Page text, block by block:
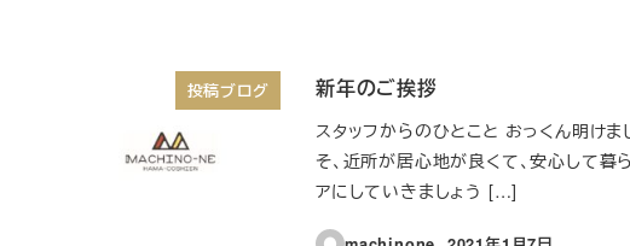
投稿ブログ 新年のご挨拶
スタッフからのひとこと おっくん明け
そ、近所が居心地が良くて、安心して
アにしていきましょう […]